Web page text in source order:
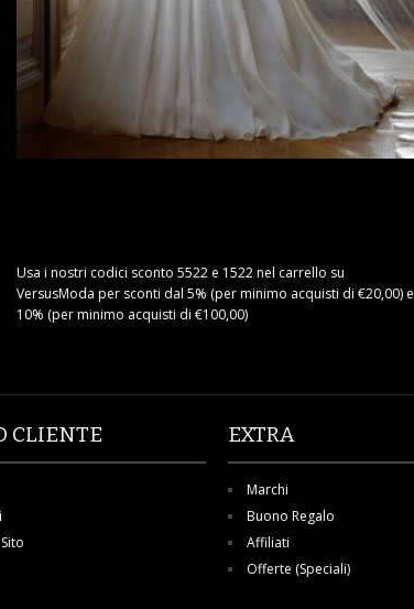
Usa i nostri codici sconto 5522 e 1522 nel carrello su
VersusModa per sconti dal 5% (per minimo acquisti di €20,00) e
10% (per minimo acquisti di €100,00)
CLIENTE EXTRA
Marchi
Buono Regalo
Affiliati
Offerte (Speciali)